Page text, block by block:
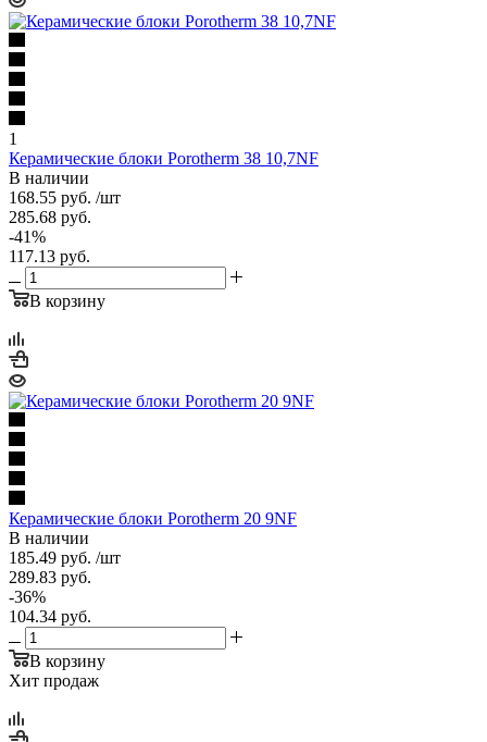
1
Керамические блоки Porotherm 38 10,7NF
В наличии
168.55 руб. /шт
285.68 руб.
-41%
117.13 руб.
В корзину
Керамические блоки Porotherm 20 9NF
В наличии
185.49 руб. /шт
289.83 руб.
-36%
104.34 руб.
В корзину
Хит продаж